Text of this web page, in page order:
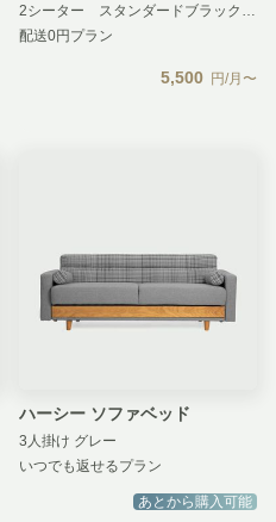
2シーター スタンダードブラック スタンダードブラック 汚損補償 無し
配送0円プラン
5,500 円/月〜
ハーシー ソファベッド
3人掛け グレー
いつでも返せるプラン
あとから購入可能